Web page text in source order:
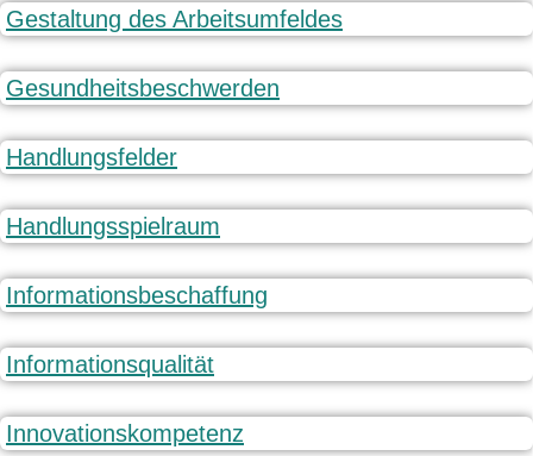
Gestaltung des Arbeitsumfeldes
Gesundheitsbeschwerden
Handlungsfelder
Handlungsspielraum
Informationsbeschaffung
Informationsqualität
Innovationskompetenz